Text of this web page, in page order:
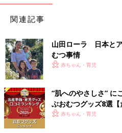
関連記事
山田ローラ 日本と
むつ事情
赤ちゃん・育児
“肌へのやさしさ” に
ぶおむつグッズ8選
2026】
赤ちゃん・育児